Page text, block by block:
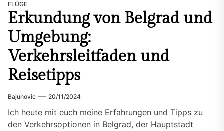
FLÜGE
Erkundung von Belgrad und
Umgebung:
Verkehrsleitfaden und
Reisetipps
Bajunovic 20/11/2024
Ich heute mit euch meine Erfahrungen und Tipps zu
den Verkehrsoptionen in Belgrad, der Hauptstadt